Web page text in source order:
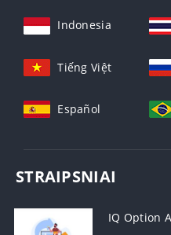
Indonesia
Tiếng Việt
Español
STRAIPSNIAI
IQ Option